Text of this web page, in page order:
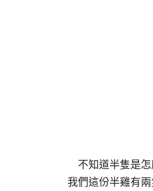
不知道半隻是
我們這份半雞有